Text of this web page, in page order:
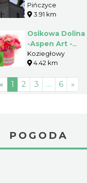
Archanioła w
Pińczycach
Pińczyce
3.91 km
Osikowa Dolina
-Aspen Art -
Natural Design
Koziegłowy
4.42 km
« 1 2 3 … 6 »
POGODA